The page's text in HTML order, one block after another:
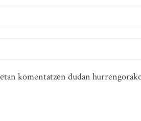
komentatzen dudan